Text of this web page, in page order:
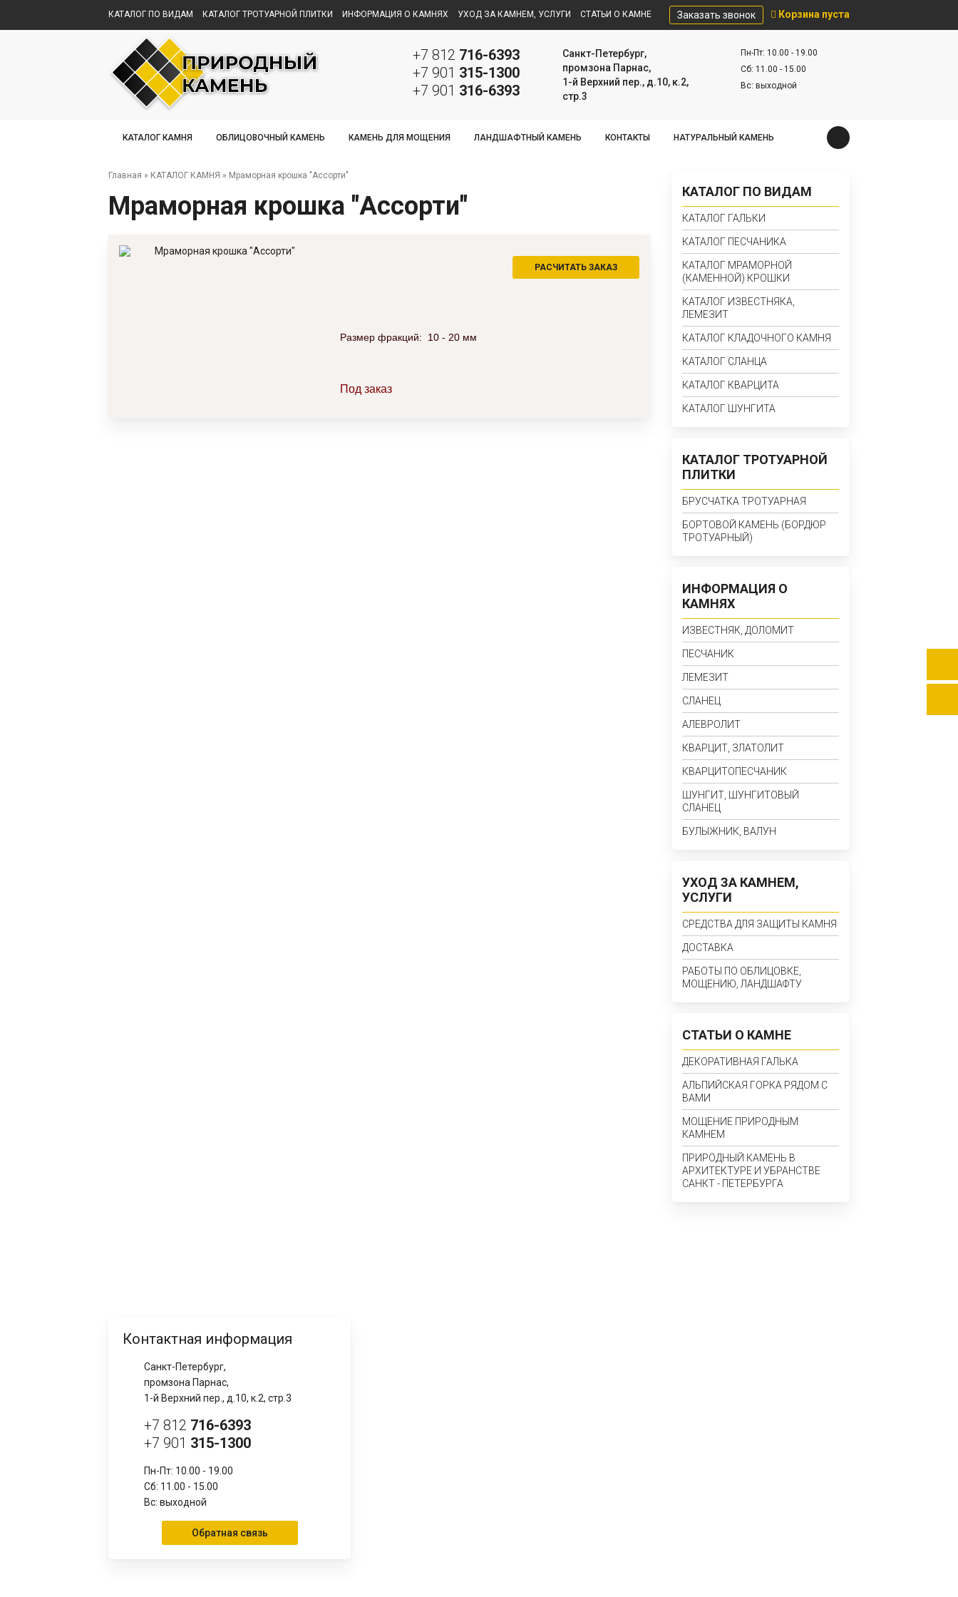
КАТАЛОГ ПО ВИДАМ КАТАЛОГ ТРОТУАРНОЙ ПЛИТКИ ИНФОРМАЦИЯ О КАМНЯХ УХОД ЗА КАМНЕМ, УСЛУГИ СТАТЬИ О КАМНЕ Корзина пуста
Заказать звонок
Пн-Пт: 10.00 - 19.00
Сб: 11.00 - 15.00
Вс: выходной
Санкт-Петербург,
промзона Парнас,
1-й Верхний пер., д.10, к.2,
стр.3
+7 812 716-6393
+7 901 315-1300
+7 901 316-6393
КАТАЛОГ КАМНЯ ОБЛИЦОВОЧНЫЙ КАМЕНЬ КАМЕНЬ ДЛЯ МОЩЕНИЯ ЛАНДШАФТНЫЙ КАМЕНЬ КОНТАКТЫ НАТУРАЛЬНЫЙ КАМЕНЬ
КАТАЛОГ ПО ВИДАМ
КАТАЛОГ ГАЛЬКИ
КАТАЛОГ ПЕСЧАНИКА
КАТАЛОГ МРАМОРНОЙ
(КАМЕННОЙ) КРОШКИ
КАТАЛОГ ИЗВЕСТНЯКА,
ЛЕМЕЗИТ
КАТАЛОГ КЛАДОЧНОГО КАМНЯ
КАТАЛОГ СЛАНЦА
КАТАЛОГ КВАРЦИТА
КАТАЛОГ ШУНГИТА
КАТАЛОГ ТРОТУАРНОЙ
ПЛИТКИ
БРУСЧАТКА ТРОТУАРНАЯ
БОРТОВОЙ КАМЕНЬ (БОРДЮР
ТРОТУАРНЫЙ)
ИНФОРМАЦИЯ О
КАМНЯХ
ИЗВЕСТНЯК, ДОЛОМИТ
ПЕСЧАНИК
ЛЕМЕЗИТ
СЛАНЕЦ
АЛЕВРОЛИТ
КВАРЦИТ, ЗЛАТОЛИТ
КВАРЦИТОПЕСЧАНИК
ШУНГИТ, ШУНГИТОВЫЙ
СЛАНЕЦ
БУЛЫЖНИК, ВАЛУН
УХОД ЗА КАМНЕМ,
УСЛУГИ
СРЕДСТВА ДЛЯ ЗАЩИТЫ КАМНЯ
ДОСТАВКА
РАБОТЫ ПО ОБЛИЦОВКЕ,
МОЩЕНИЮ, ЛАНДШАФТУ
СТАТЬИ О КАМНЕ
ДЕКОРАТИВНАЯ ГАЛЬКА
АЛЬПИЙСКАЯ ГОРКА РЯДОМ С
ВАМИ
МОЩЕНИЕ ПРИРОДНЫМ
КАМНЕМ
ПРИРОДНЫЙ КАМЕНЬ В
АРХИТЕКТУРЕ И УБРАНСТВЕ
САНКТ - ПЕТЕРБУРГА
Главная » КАТАЛОГ КАМНЯ » Мраморная крошка "Ассорти"
Мраморная крошка "Ассорти"
РАСЧИТАТЬ ЗАКАЗ
Размер фракций: 10 - 20 мм
Под заказ
Контактная информация
Санкт-Петербург,
промзона Парнас,
1-й Верхний пер., д.10, к.2, стр.3
+7 812 716-6393
+7 901 315-1300
Пн-Пт: 10.00 - 19.00
Сб: 11.00 - 15.00
Вс: выходной
Обратная связь